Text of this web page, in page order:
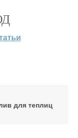
для теплиц